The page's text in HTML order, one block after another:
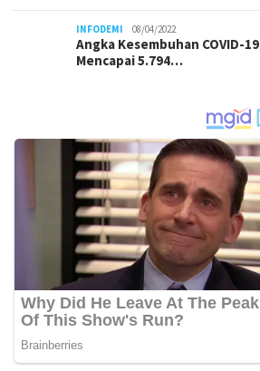
INFODEMI 08/04/2022
Angka Kesembuhan COVID-19
Mencapai 5.794…